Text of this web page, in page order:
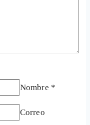
Nombre *
Correo